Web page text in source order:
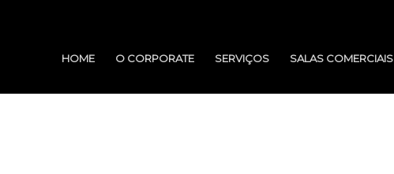
HOME O CORPORATE SERVIÇOS SALAS COMERCIAIS